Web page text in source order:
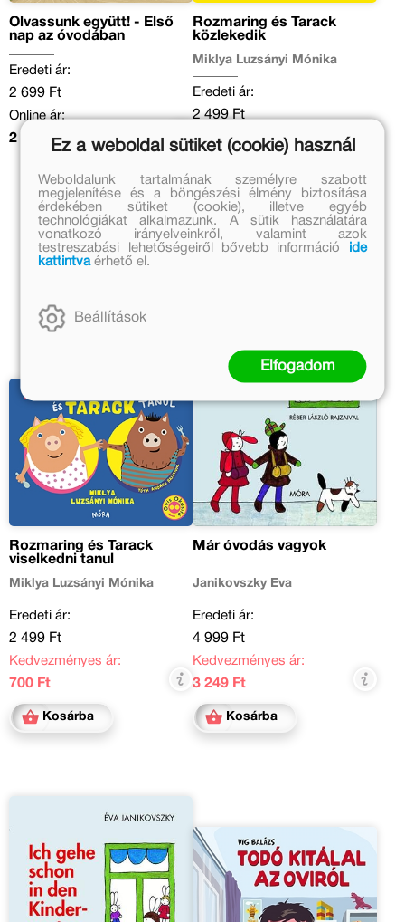
Olvassunk együtt! - Első
nap az óvodában
Eredeti ár:
2 699 Ft
Online ár:
2 213 Ft
Rozmaring és Tarack
közlekedik
Miklya Luzsányi Mónika
Eredeti ár:
2 499 Ft
Kedvezményes ár:
Kosárba
Rozmaring és Tarack
viselkedni tanul
Miklya Luzsányi Mónika
Eredeti ár:
2 499 Ft
Kedvezményes ár:
700 Ft
Kosárba
Már óvodás vagyok
Janikovszky Éva
Eredeti ár:
4 999 Ft
Kedvezményes ár:
3 249 Ft
Kosárba
Ez a weboldal sütiket (cookie) használ
Weboldalunk tartalmának személyre szabott
megjelenítése és a böngészési élmény biztosítása
érdekében sütiket (cookie), illetve egyéb
technológiákat alkalmazunk. A sütik használatára
vonatkozó irányelveinkről, valamint azok
testreszabási lehetőségeiről bővebb információ
ide
kattintvaérhető el.
Beállítások
Elfogadom